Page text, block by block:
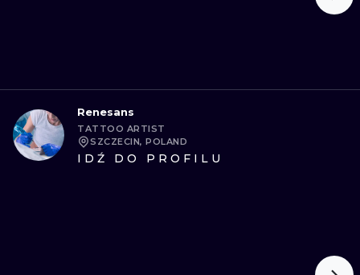
Renesans
TATTOO ARTIST
SZCZECIN, POLAND
IDŹ DO PROFILU